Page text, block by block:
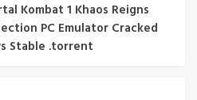
Kombat 1 Khaos Reigns
PC Emulator Cracked
Stable .torrent